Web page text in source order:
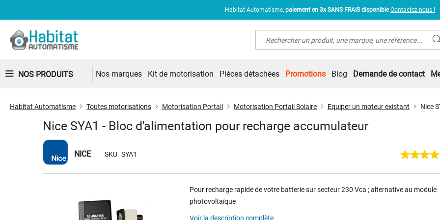
Habitat Automatisme, paiement en 3x SANS FRAIS disponible Contactez nous !
NOS PRODUITS Nos marques Kit de motorisation Pièces détachées Promotions Blog Demande de contact
Habitat Automatisme Toutes motorisations Motorisation Portail Motorisation Portail Solaire Equiper un moteur existant Nice
Nice SYA1 - Bloc d'alimentation pour recharge accumulateur
NICE SKU SYA1
Pour recharge rapide de votre batterie sur secteur 230 Vca ; alternative au module
photovoltaïque
Voir la description complète